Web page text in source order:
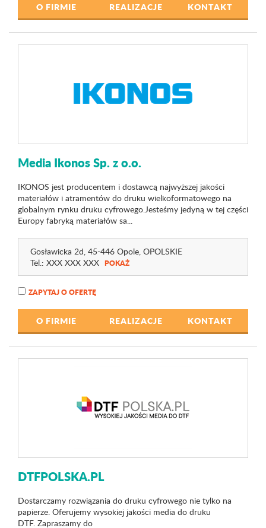
O FIRMIE REALIZACJE KONTAKT
Media Ikonos Sp. z o.o.
IKONOS jest producentem i dostawcą najwyższej jakości
materiałów i atramentów do druku wielkoformatowego na
globalnym rynku druku cyfrowego.Jesteśmy jedyną w tej części
Europy fabryką materiałów sa...
Gosławicka 2d, 45-446 Opole, OPOLSKIE
Tel.: XXX XXX XXX POKAŻ
ZAPYTAJ O OFERTĘ
O FIRMIE REALIZACJE KONTAKT
DTFPOLSKA.PL
Dostarczamy rozwiązania do druku cyfrowego nie tylko na
papierze. Oferujemy wysokiej jakości media do druku
DTF. Zapraszamy do